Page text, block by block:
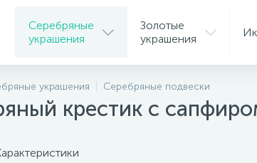
Серебряные
украшения
Золотые
украшения
украшения Серебряные подвески
крестик с